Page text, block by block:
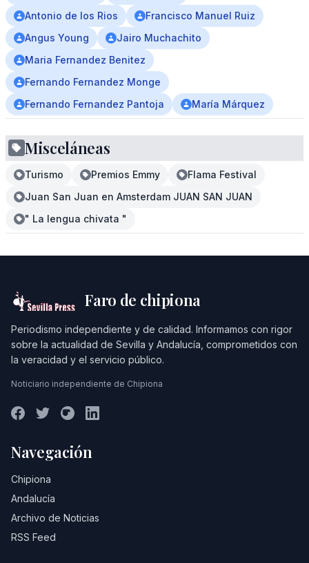
Antonio de los Rios
Francisco Manuel Ruiz
Angus Young
Jairo Muchachito
Maria Fernandez Benitez
Fernando Fernandez Monge
Fernando Fernandez Pantoja
María Márquez
Misceláneas
Turismo Premios Emmy
Flama Festival
Juan San Juan en Amsterdam JUAN SAN JUAN
" La lengua chivata "
Faro de chipiona
Periodismo independiente y de calidad. Informamos con rigor
sobre la actualidad de Sevilla y Andalucía, comprometidos con
la veracidad y el servicio público.
Noticiario independiente de Chipiona
Navegación
Chipiona
Andalucía
Archivo de Noticias
RSS Feed